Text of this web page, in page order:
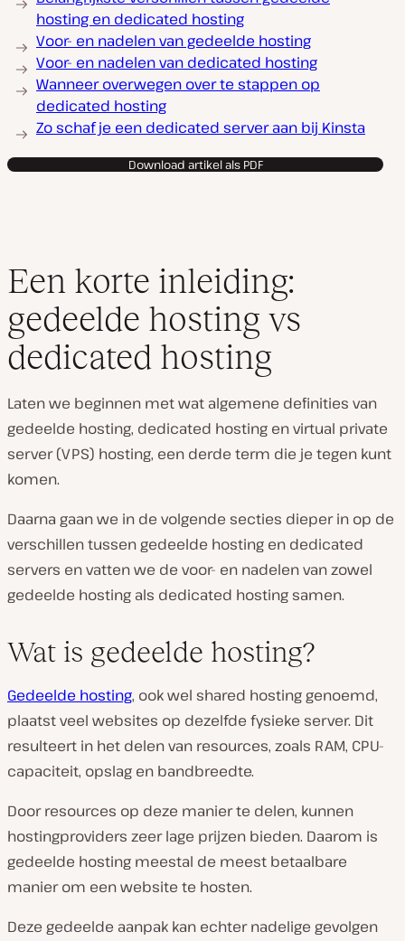
hosting en dedicated hosting
Voor- en nadelen van gedeelde hosting
Voor- en nadelen van dedicated hosting
Wanneer overwegen over te stappen op
dedicated hosting
Zo schaf je een dedicated server aan bij Kinsta
Download artikel als PDF
Een korte inleiding:
gedeelde hosting vs
dedicated hosting
Laten we beginnen met wat algemene definities van
gedeelde hosting, dedicated hosting en virtual private
server (VPS) hosting, een derde term die je tegen kunt
komen.
Daarna gaan we in de volgende secties dieper in op de
verschillen tussen gedeelde hosting en dedicated
servers en vatten we de voor- en nadelen van zowel
gedeelde hosting als dedicated hosting samen.
Wat is gedeelde hosting?
Gedeelde hosting, ook wel shared hosting genoemd,
plaatst veel websites op dezelfde fysieke server. Dit
resulteert in het delen van resources, zoals RAM, CPU-
capaciteit, opslag en bandbreedte.
Door resources op deze manier te delen, kunnen
hostingproviders zeer lage prijzen bieden. Daarom is
gedeelde hosting meestal de meest betaalbare
manier om een website te hosten.
Deze gedeelde aanpak kan echter nadelige gevolgen